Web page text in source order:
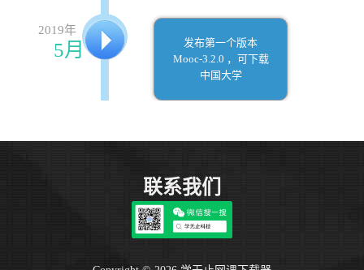
2019年
5月
发布第一个版本
Mooc-3.2.0 ，可下载
中国大学
联系我们